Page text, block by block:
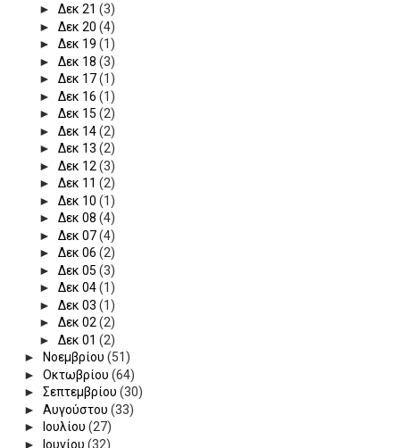
► Δεκ 21 (3)
► Δεκ 20 (4)
► Δεκ 19 (1)
► Δεκ 18 (3)
► Δεκ 17(1)
► Δεκ 16 (1)
► Δεκ 15 (2)
► Δεκ 14(2)
► Δεκ 13 (2)
► Δεκ 12 (3)
► Δεκ 11 (2)
► Δεκ 10 (1)
► Δεκ 08 (4)
► Δεκ 07(4)
► Δεκ 06 (2)
► Δεκ 05 (3)
► Δεκ 04(1)
► Δεκ 03 (1)
► Δεκ 02(2)
► Δεκ 01 (2)
►
Νοεμβρίου (51)
► Οκτωβρίου (64)
► Σεπτεμβρίου (30)
► Αυγούστου (33)
►
Ιουλίου (27)
►
Ιουνίου (32)